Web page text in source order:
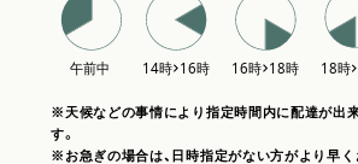
※天候などの事情により指定時間内に配達が出
す。
※お急ぎの場合は、日時指定がない方がより早